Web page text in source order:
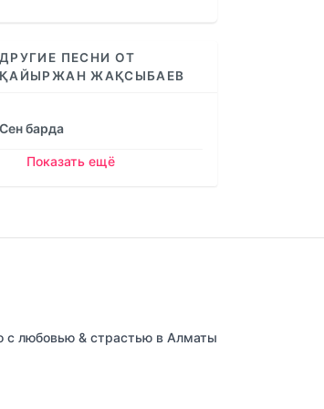
volume.
ДРУГИЕ ПЕСНИ ОТ
ҚАЙЫРЖАН ЖАҚСЫБАЕВ
Сен барда
Показать ещё
с любовью & страстью в Алматы